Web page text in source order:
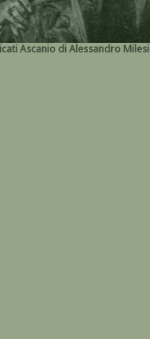
Ascanio di Alessandro Milesi